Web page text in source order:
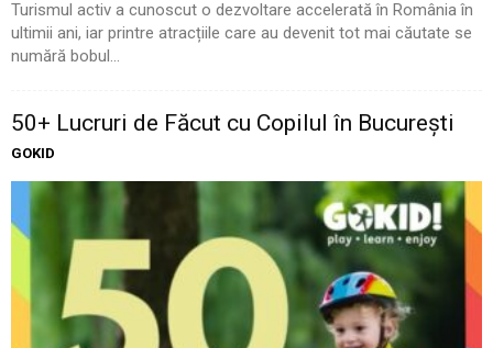
Turismul activ a cunoscut o dezvoltare accelerată în România în
ultimii ani, iar printre atracțiile care au devenit tot mai căutate se
numără bobul...
50+ Lucruri de Făcut cu Copilul în București
GOKID